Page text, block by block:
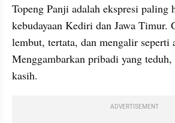
Topeng Panji adalah ekspresi paling
kebudayaan Kediri dan Jawa Timur.
lembut, tertata, dan mengalir seperti
Menggambarkan pribadi yang
kasih.
ADVERTISEMENT